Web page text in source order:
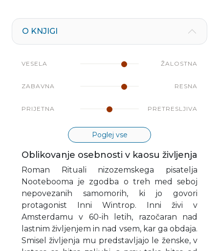
O KNJIGI
VESELA ŽALOSTNA
ZABAVNA RESNA
PRIJETNA PRETRESLJIVA
Poglej vse
Oblikovanje osebnosti v kaosu življenja
Roman Rituali nizozemskega pisatelja
Nootebooma je zgodba o treh med seboj
nepovezanih samomorih, ki jo govori
protagonist Inni Wintrop. Inni živi v
Amsterdamu v 60-ih letih, razočaran nad
lastnim življenjem in nad vsem, kar ga obdaja.
Smisel življenja mu predstavljajo le ženske, v